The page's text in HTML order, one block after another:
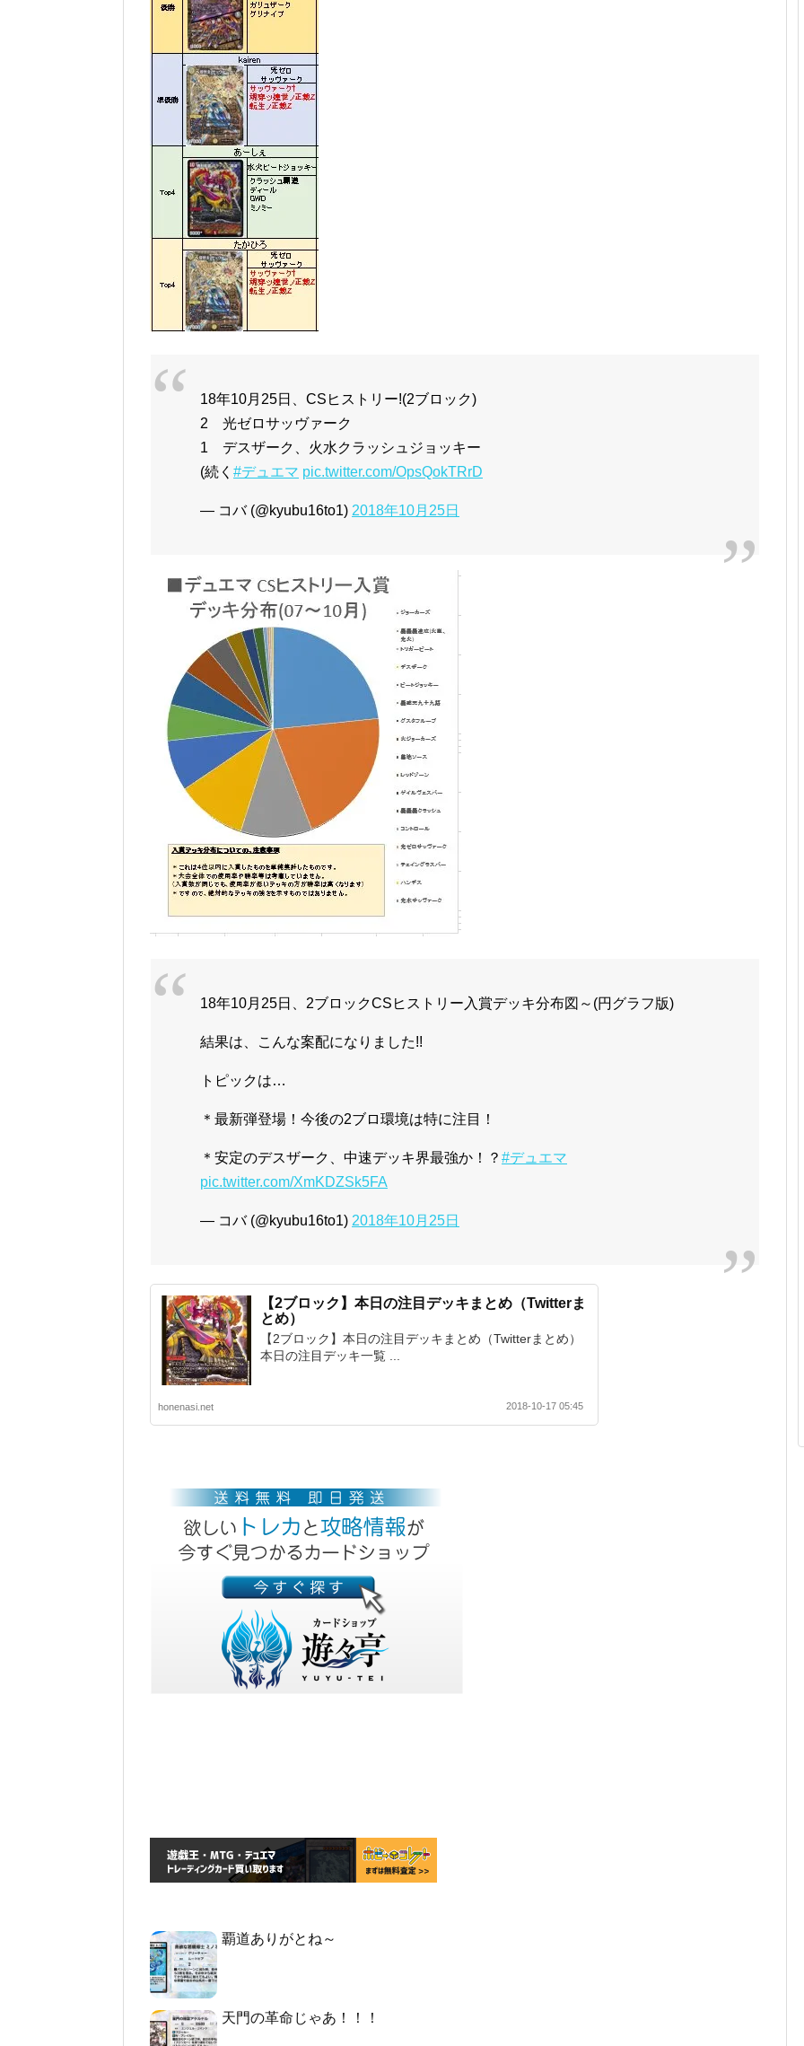
18年10月25日、CSヒストリー!(2ブロック)
2 光ゼロサッヴァーク
1 デスザーク、火水クラッシュジョッキー
(続く #デュエマ pic.twitter.com/OpsQokTRrD
— コバ (@kyubu16to1) 2018年10月25日
18年10月25日、2ブロックCSヒストリー入賞デッキ分布図～(円グラフ版)
結果は、こんな案配になりました!!
トピックは…
＊最新弾登場！今後の2ブロ環境は特に注目！
＊安定のデスザーク、中速デッキ界最強か！？ #デュエマ
pic.twitter.com/XmKDZSk5FA
— コバ (@kyubu16to1) 2018年10月25日
【2ブロック】本日の注目デッキまとめ（Twitterま
とめ）
【2ブロック】本日の注目デッキまとめ（Twitterまとめ）
本日の注目デッキ一覧 ...
honenasi.net 2018-10-17 05:45
覇道ありがとね～
天門の革命じゃあ！！！